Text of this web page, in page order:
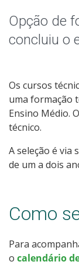
Especialização
Todos os
Processo
Resultados
Como posso
Opção de
concluiu o
Os cursos
uma formação
Ensino Médio.
técnico.
A seleção é via
de um a dois
Como
Para
o calendário